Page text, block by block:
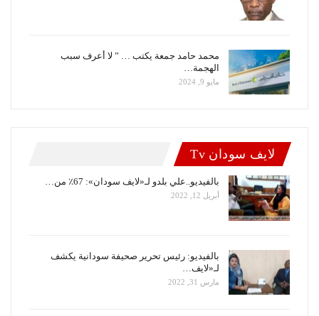
محمد حامد جمعة يكتب … ” لا أعرف سبب
الهجمة…
مايو 9, 2024
لايف سودان Tv
بالفيديو..علي بلدو لـ«لايف سودان»: 67٪ من…
أبريل 12, 2022
بالفيديو: رئيس تحرير صحيفة سودانية يكشف
لـ«لايف…
مارس 31, 2022